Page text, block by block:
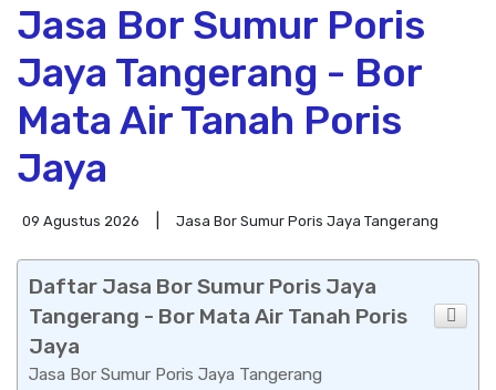
Jasa Bor Sumur Poris
Jaya Tangerang - Bor
Mata Air Tanah Poris
Jaya
09 Agustus 2026 Jasa Bor Sumur Poris Jaya Tangerang
Daftar Jasa Bor Sumur Poris Jaya
Tangerang - Bor Mata Air Tanah Poris
Jaya
Jasa Bor Sumur Poris Jaya Tangerang